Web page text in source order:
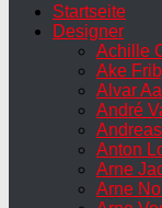
Startseite
Designer
Achille
Ake
Alvar
André
Anton
Arne
Arne